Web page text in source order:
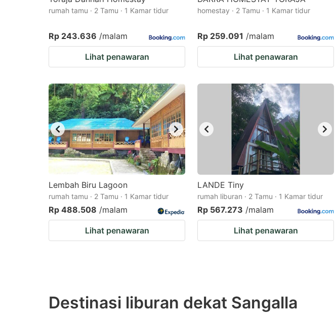
rumah tamu · 2 Tamu · 1 Kamar tidur
Rp 243.636 /malam
Lihat penawaran
homestay · 2 Tamu · 1 Kamar tidur
Rp 259.091 /malam
Lihat penawaran
Lembah Biru Lagoon
rumah tamu · 2 Tamu · 1 Kamar tidur
Rp 488.508 /malam
Lihat penawaran
LANDE Tiny
rumah liburan · 2 Tamu · 1 Kamar tidur
Rp 567.273 /malam
Lihat penawaran
Destinasi liburan dekat Sangalla